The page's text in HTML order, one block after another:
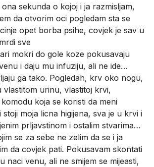
sekunda o kojoj i ja razmisljam,
da otvorim oci pogledam sta se
opet borba psihe, covjek je sav u
sve
mokri do gole koze pokusavaju
i daju mu infuziju, ali ne ide…
ga tako. Pogledah, krv oko nogu,
urinu, vlastitoj krvi,
koja se koristi da meni
stoji moja licna higijena, sva je u krvi i
prljavstinom i ostalim stvarima…
se za sebe ne zelim da se i ja
da covjek pati. Pokusavam skontati
naci venu, ali ne smijem se mijeasti,